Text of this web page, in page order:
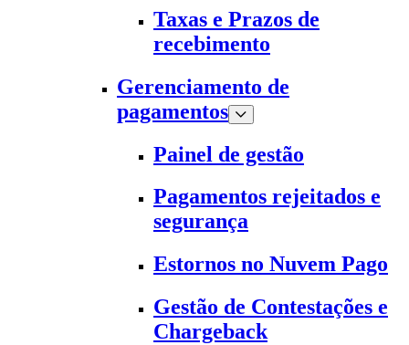
Taxas e Prazos de
recebimento
Gerenciamento de
pagamentos
Painel de gestão
Pagamentos rejeitados e
segurança
Estornos no Nuvem Pago
Gestão de Contestações e
Chargeback